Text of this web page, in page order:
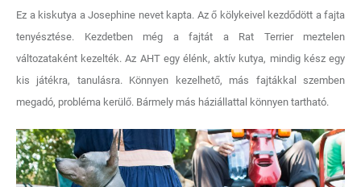
Ez a kiskutya a Josephine nevet kapta. Az ő kölykeivel kezdődött a fajta
tenyésztése. Kezdetben még a fajtát a Rat Terrier meztelen
változataként kezelték. Az AHT egy élénk, aktív kutya, mindig kész egy
kis játékra, tanulásra. Könnyen kezelhető, más fajtákkal szemben
megadó, probléma kerülő. Bármely más háziállattal könnyen tartható.